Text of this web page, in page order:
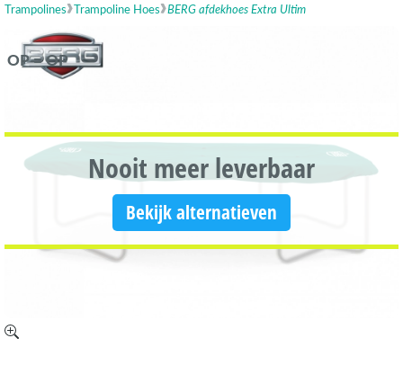
Trampolines Trampoline Hoes BERG afdekhoes Extra Ultim
OP = OP
Nooit meer leverbaar
Bekijk alternatieven